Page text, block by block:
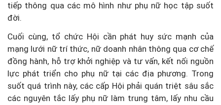
tiếp thông qua các mô hình như phụ nữ học tập suốt
đời.
Cuối cùng, tổ chức Hội cần phát huy sức mạnh của
mạng lưới nữ trí thức, nữ doanh nhân thông qua cơ chế
đồng hành, hỗ trợ khởi nghiệp và tư vấn, kết nối nguồn
lực phát triển cho phụ nữ tại các địa phương. Trong
suốt quá trình này, các cấp Hội phải quán triệt sâu sắc
các nguyên tắc lấy phụ nữ làm trung tâm, lấy nhu cầu